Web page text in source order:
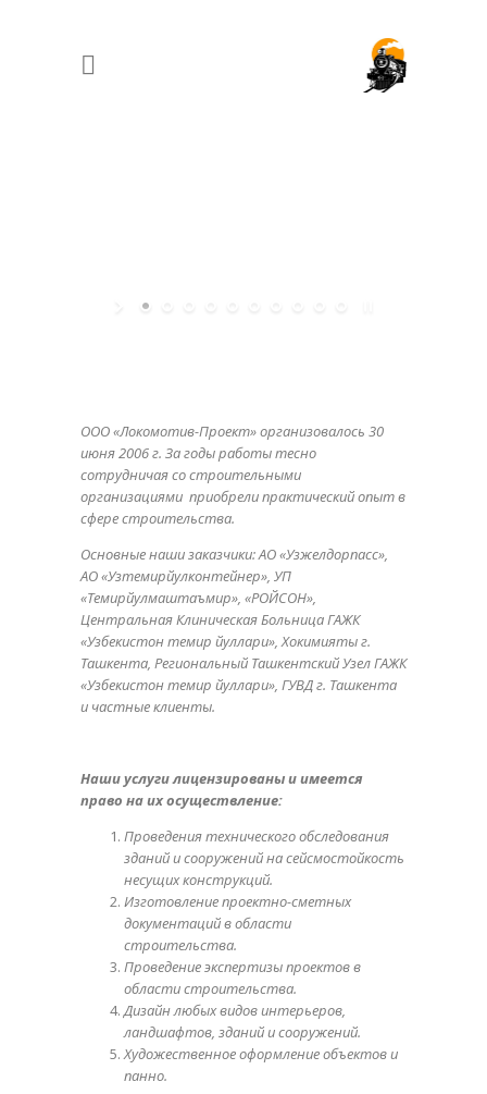
ООО «Локомотив-Проект» организовалось 30
июня 2006 г. За годы работы тесно
сотрудничая со строительными
организациями приобрели практический опыт в
сфере строительства.
Основные наши заказчики: АО «Узжелдорпасс»,
АО «Узтемирйулконтейнер», УП
«Темирйулмаштаъмир», «РОЙСОН»,
Центральная Клиническая Больница ГАЖК
«Узбекистон темир йуллари», Хокимияты г.
Ташкента, Региональный Ташкентский Узел ГАЖК
«Узбекистон темир йуллари», ГУВД г. Ташкента
и частные клиенты.
Наши услуги лицензированы и имеется
право на их осуществление:
Проведения технического обследования
зданий и сооружений на сейсмостойкость
несущих конструкций.
Изготовление проектно-сметных
документаций в области
строительства.
Проведение экспертизы проектов в
области строительства.
Дизайн любых видов интерьеров,
ландшафтов, зданий и сооружений.
Художественное оформление объектов и
панно.